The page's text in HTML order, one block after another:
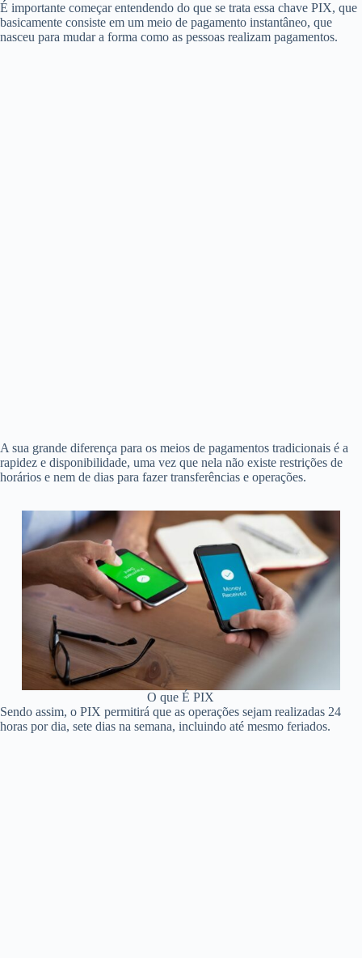
É importante começar entendendo do que se trata essa chave PIX, que
basicamente consiste em um meio de pagamento instantâneo, que
nasceu para mudar a forma como as pessoas realizam pagamentos.
A sua grande diferença para os meios de pagamentos tradicionais é a
rapidez e disponibilidade, uma vez que nela não existe restrições de
horários e nem de dias para fazer transferências e operações.
O que É PIX
Sendo assim, o PIX permitirá que as operações sejam realizadas 24
horas por dia, sete dias na semana, incluindo até mesmo feriados.